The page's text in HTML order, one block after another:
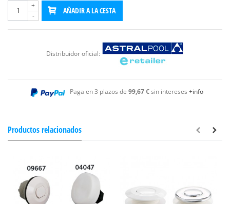
-
+
AÑADIR A LA CESTA
Distribuidor oficial:
Paga en 3 plazos de 99,67 €sin intereses +info
Productos relacionados